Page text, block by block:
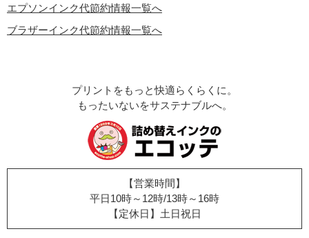
エプソンインク代節約情報一覧へ
ブラザーインク代節約情報一覧へ
プリントをもっと快適らくらくに。
もったいないをサステナブルへ。
【営業時間】
平日10時～12時/13時～16時
【定休日】土日祝日